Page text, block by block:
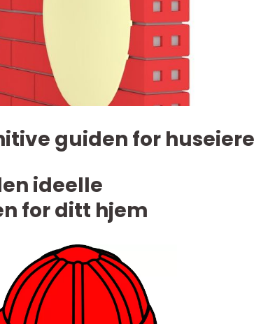
guiden for huseiere
ideelle
for ditt hjem